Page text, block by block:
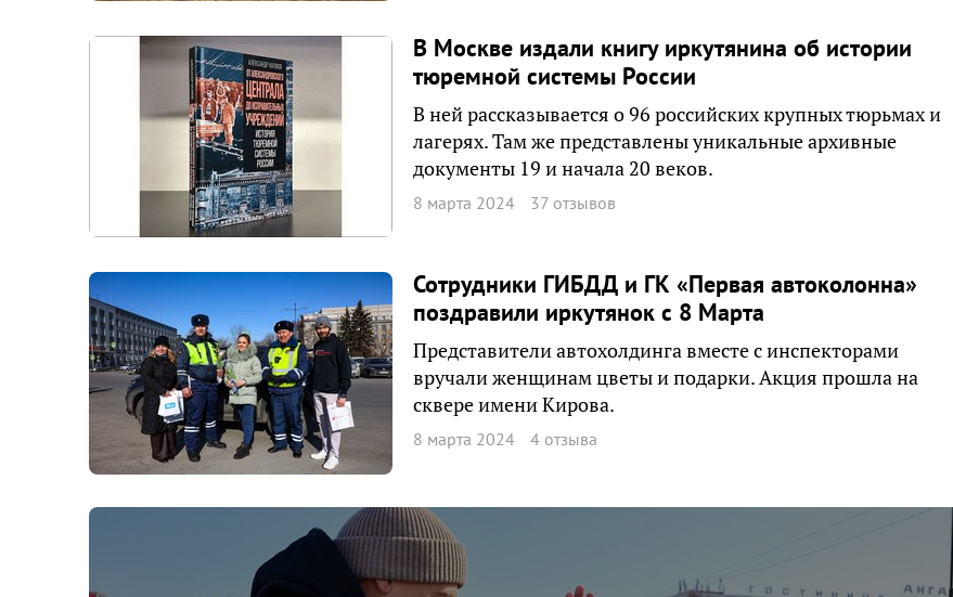
В Москве издали книгу иркутянина об истории
тюремной системы России
В ней рассказывается о 96 российских крупных тюрьмах и
лагерях. Там же представлены уникальные архивные
документы 19 и начала 20 веков.
8 марта 2024 37 отзывов
Сотрудники ГИБДД и ГК «Первая автоколонна»
поздравили иркутянок с 8 Марта
Представители автохолдинга вместе с инспекторами
вручали женщинам цветы и подарки. Акция прошла на
сквере имени Кирова.
8 марта 2024 4 отзыва